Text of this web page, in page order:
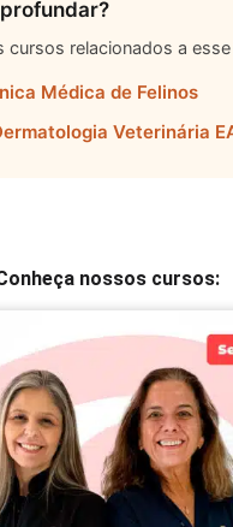
cursos relacionados a
Médica de Felinos
Veterinária
nossos cursos: